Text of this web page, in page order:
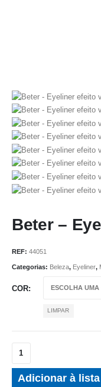
Beter –
REF: 44051
Categorias: Beleza, Eyeliner,
COR
LIMPAR
Adicionar à lista